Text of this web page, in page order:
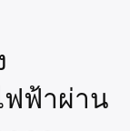
ฟฟ้าผ่าน